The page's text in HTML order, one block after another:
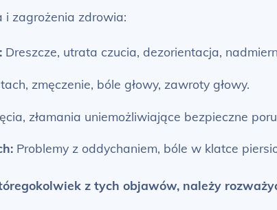
i zagrożenia zdrowia:
Dreszcze, utrata czucia, dezorientacja,
zmęczenie, bóle głowy, zawroty głowy.
złamania uniemożliwiające bezpieczne
Problemy z oddychaniem, bóle w klatce
z tych objawów, należy